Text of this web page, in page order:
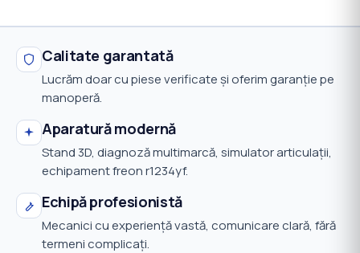
Calitate garantată
Lucrăm doar cu piese verificate și oferim garanție pe
manoperă.
Aparatură modernă
Stand 3D, diagnoză multimarcă, simulator articulații,
echipament freon r1234yf.
Echipă profesionistă
Mecanici cu experiență vastă, comunicare clară, fără
termeni complicați.